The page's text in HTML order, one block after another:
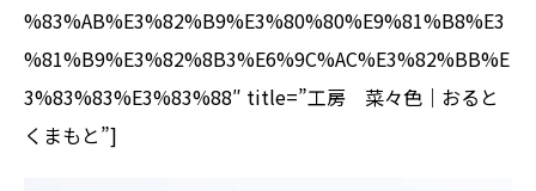
%83%AB%E3%82%B9%E3%80%80%E9%81%B8%E3
%81%B9%E3%82%8B3%E6%9C%AC%E3%82%BB%E
3%83%83%E3%83%88″ title=”工房 菜々色｜おると
くまもと”]